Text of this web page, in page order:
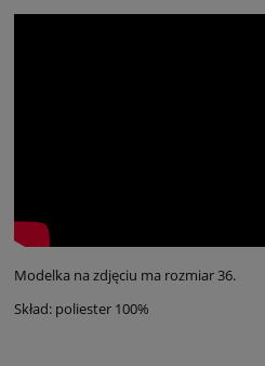
Modelka na zdjęciu ma rozmiar 36.
Skład: poliester 100%